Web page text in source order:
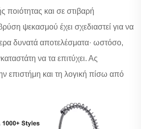
και σε στιβαρή
ψεκασμού έχει σχεδιαστεί για να
δυνατά αποτελέσματα· ωστόσο,
να τα επιτύχει. Ας
επιστήμη και τη λογική πίσω από